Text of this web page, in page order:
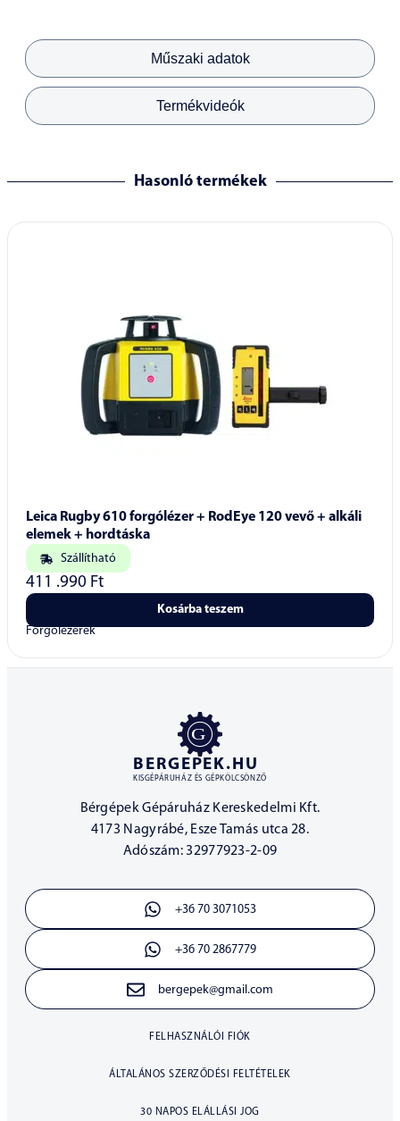
Műszaki adatok
Termékvideók
Hasonló termékek
Leica Rugby 610 forgólézer + RodEye 120 vevő + alkáli
elemek + hordtáska
Szállítható
411 .990 Ft
Kosárba teszem
Forgólézerek
BERGEPEK.HU
KISGÉPÁRUHÁZ ÉS GÉPKÖLCSÖNZŐ
Bérgépek Gépáruház Kereskedelmi Kft.
4173 Nagyrábé, Esze Tamás utca 28.
Adószám: 32977923-2-09
+36 70 3071053
+36 70 2867779
bergepek@gmail.com
FELHASZNÁLÓI FIÓK
ÁLTALÁNOS SZERZŐDÉSI FELTÉTELEK
30 NAPOS ELÁLLÁSI JOG